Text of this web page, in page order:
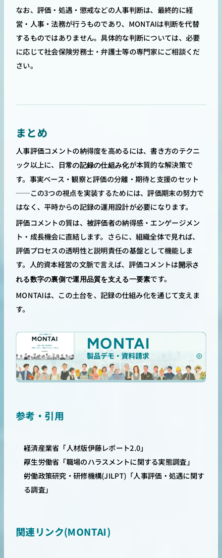
なお、評価・処遇・懲戒などの人事判断は、最終的に経
営・人事・法務が行うものであり、MONTAIは判断を代替
するものではありません。具体的な判断については、必要
に応じて社会保険労務士・弁護士等の専門家にご相談くだ
さい。
まとめ
人事評価コメントの納得度を高めるには、書き方のテクニ
ック以上に、
日常の記録の仕組み化が本質的な解決策で
す。事実ベース・観察と評価の分離・期待と支援のセット
──この3つの視点を実装するためには、評価期末の努力で
はなく、平時からの記録の運用設計が必要になります。
評価コメントの質は、被評価者の納得感・エンゲージメン
ト・成長機会に直結します。さらに、組織全体で見れば、
評価プロセスの透明性と説明責任の基盤として機能しま
す。人的資本経営の文脈で言えば、評価コメントは開示さ
れる数字の裏側で運用品質を支える一要素です。
MONTAIは、この土台を、記録の仕組み化を通じて支えま
す。
MONTAI
製品デモ・資料請求
参考・引用
経済産業省「人材版伊藤レポート2.0」
厚生労働省「職場のハラスメントに関する実態調査」
労働政策研究・研修機構(JILPT)「人事評価・処遇に関す
る調査」
関連リンク(MONTAI)